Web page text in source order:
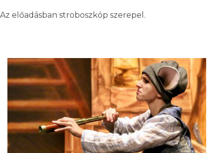
Az előadásban stroboszkóp szerepel.